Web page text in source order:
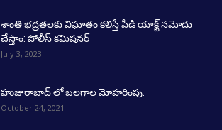
శాంతి భద్రతలకు విఘాతం కలిస్తే పీడి యాక్ట్ నమోదు
చేస్తాం: పోలీస్ కమిషనర్
July 3, 2023
హుజురాబాద్ లో బలగాల మోహరింపు.
October 24, 2021